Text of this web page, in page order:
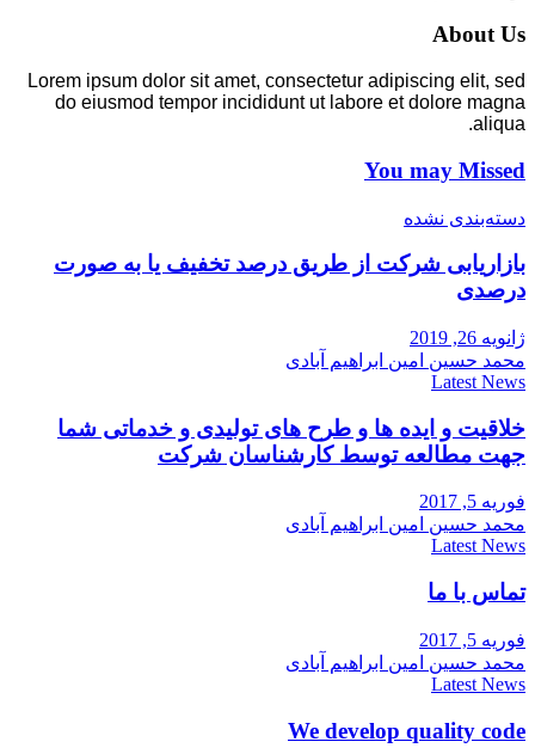
About Us
Lorem ipsum dolor sit amet, consectetur adipiscing elit, sed
do eiusmod tempor incididunt ut labore et dolore magna
aliqua.
You may Missed
دسته‌بندی نشده
بازاریابی شرکت از طریق درصد تخفیف یا به صورت
درصدی
ژانویه 26, 2019
محمد حسین امین ابراهیم آبادی
Latest News
خلاقیت و ایده ها و طرح های تولیدی و خدماتی شما
جهت مطالعه توسط کارشناسان شرکت
فوریه 5, 2017
محمد حسین امین ابراهیم آبادی
Latest News
تماس با ما
فوریه 5, 2017
محمد حسین امین ابراهیم آبادی
Latest News
We develop quality code